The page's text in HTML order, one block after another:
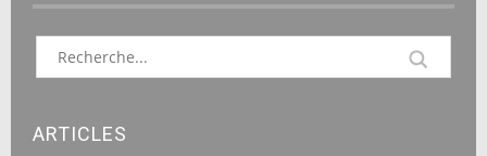
ARTICLES